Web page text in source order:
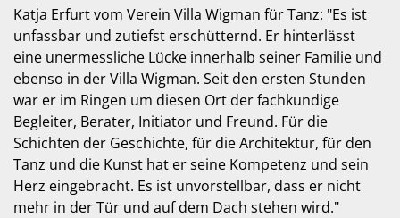
Katja Erfurt vom Verein Villa Wigman für Tanz: "Es ist
unfassbar und zutiefst erschütternd. Er hinterlässt
eine unermessliche Lücke innerhalb seiner Familie und
ebenso in der Villa Wigman. Seit den ersten Stunden
war er im Ringen um diesen Ort der fachkundige
Begleiter, Berater, Initiator und Freund. Für die
Schichten der Geschichte, für die Architektur, für den
Tanz und die Kunst hat er seine Kompetenz und sein
Herz eingebracht. Es ist unvorstellbar, dass er nicht
mehr in der Tür und auf dem Dach stehen wird."